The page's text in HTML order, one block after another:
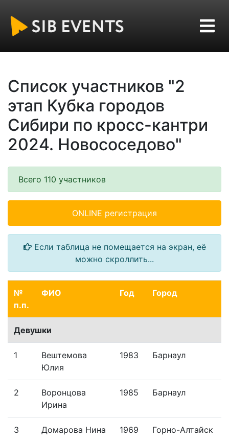
Список участников "2
этап Кубка городов
Сибири по кросс-кантри
2024. Новососедово"
Всего 110 участников
ONLINE регистрация
Если таблица не помещается на экран, её
можно скроллить...
№
п.п.
ФИО Год Город
Девушки
1
Вештемова
Юлия
1983 Барнаул
2
Воронцова
Ирина
1985 Барнаул
3 Домарова Нина 1969 Горно-Алтайск